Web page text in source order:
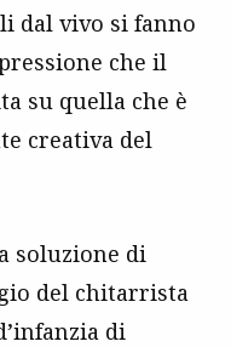
dal vivo si fanno
che il
su quella che è
creativa del
soluzione di
del chitarrista
di